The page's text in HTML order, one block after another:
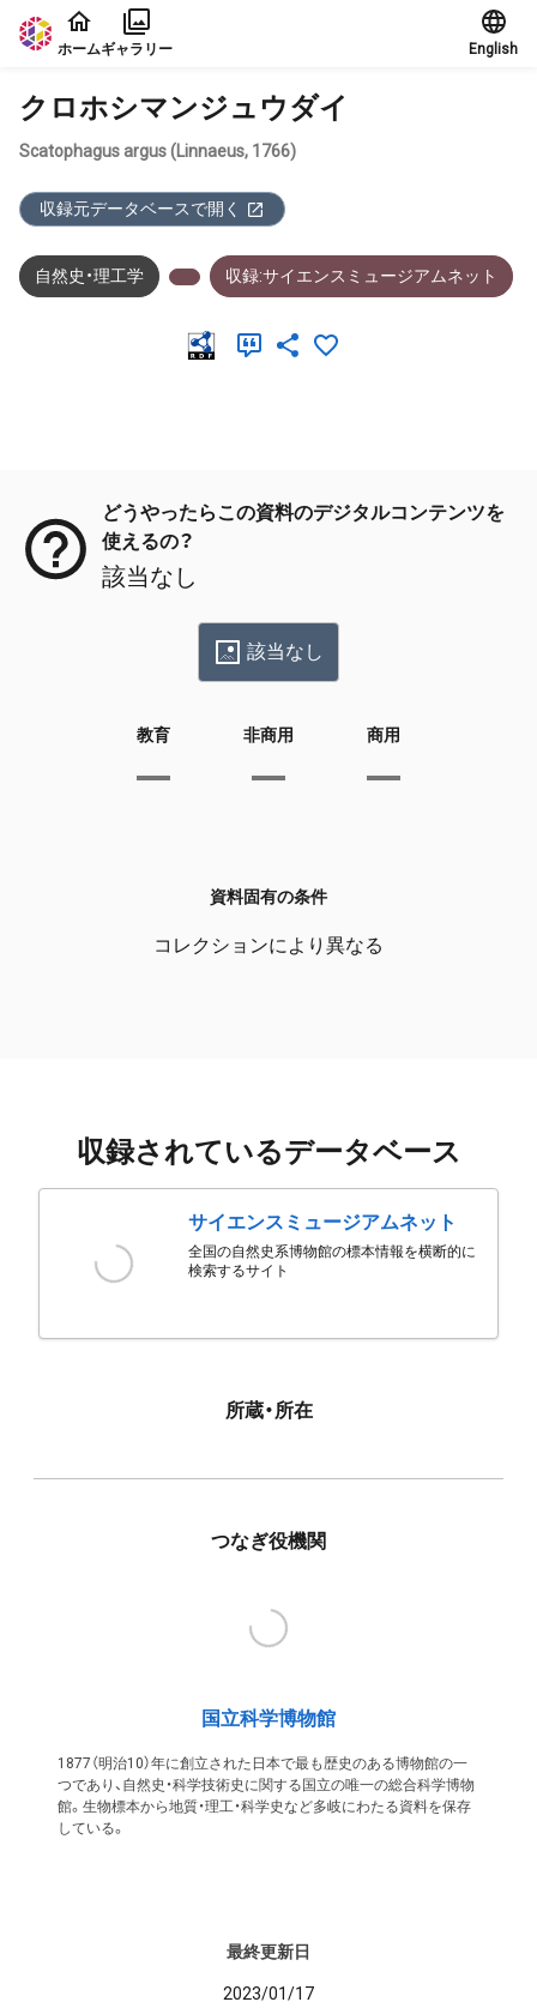
本文に飛ぶ
ホームギャラリー English
クロホシマンジュウダイ
Scatophagus argus (Linnaeus, 1766)
収録元データベースで開く
自然史・理工学 収録:サイエンスミュージアムネット
どうやったらこの資料のデジタルコンテンツを
使えるの？
該当なし
該当なし
教育 非商用 商用
資料固有の条件
コレクションにより異なる
収録されているデータベース
サイエンスミュージアムネット
全国の自然史系博物館の標本情報を横断的に
検索するサイト
所蔵・所在
つなぎ役機関
国立科学博物館
1877（明治10）年に創立された日本で最も歴史のある博物館の一
つであり、自然史・科学技術史に関する国立の唯一の総合科学博物
館。生物標本から地質・理工・科学史など多岐にわたる資料を保存
している。
最終更新日
2023/01/17